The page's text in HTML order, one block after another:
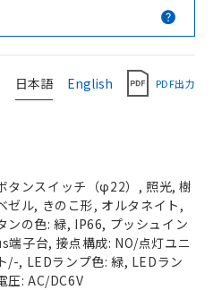
日本語 English PDF出力
タンスイッチ（φ22）, 照光, 樹
ゼル, きのこ形, オルタネイト,
ンの色: 緑, IP66, プッシュイン
端子台, 接点構成: NO/点灯ユニ
/-, LEDランプ色: 緑, LEDラン
圧: AC/DC6V